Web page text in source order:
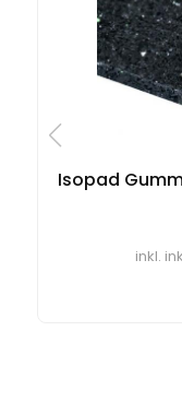
Isopad
inkl.